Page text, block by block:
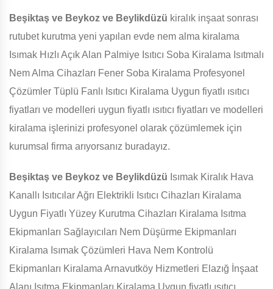
Beşiktaş ve Beykoz ve Beylikdüzü kiralık inşaat sonrası
rutubet kurutma yeni yapılan evde nem alma kiralama
Isımak Hızlı Açık Alan Palmiye Isıtıcı Soba Kiralama Isıtmalı
Nem Alma Cihazları Fener Soba Kiralama Profesyonel
Çözümler Tüplü Fanlı Isıtıcı Kiralama Uygun fiyatlı ısıtıcı
fiyatları ve modelleri uygun fiyatlı ısıtıcı fiyatları ve modelleri
kiralama işlerinizi profesyonel olarak çözümlemek için
kurumsal firma arıyorsanız buradayız.
Beşiktaş ve Beykoz ve Beylikdüzü Isımak Kiralık Hava
Kanallı Isıtıcılar Ağrı Elektrikli Isıtıcı Cihazları Kiralama
Uygun Fiyatlı Yüzey Kurutma Cihazları Kiralama Isıtma
Ekipmanları Sağlayıcıları Nem Düşürme Ekipmanları
Kiralama Isımak Çözümleri Hava Nem Kontrolü
Ekipmanları Kiralama Arnavutköy Hizmetleri Elazığ İnşaat